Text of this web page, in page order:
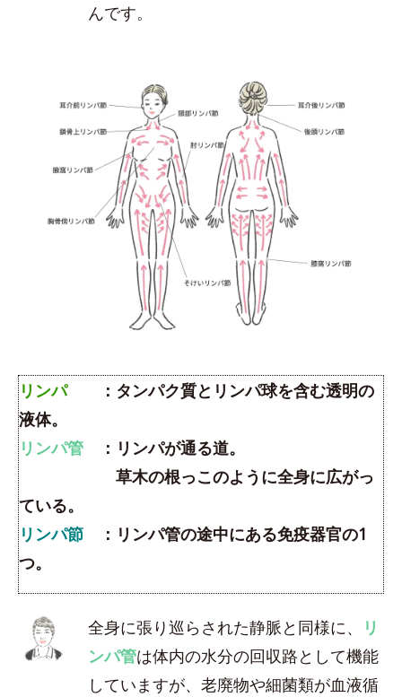
んです。
リンパ：タンパク質とリンパ球を含む透明の
液体。
リンパ管 ：リンパが通る道。
草木の根っこのように全身に広がっ
ている。
リンパ節 ：リンパ管の途中にある免疫器官の1
つ。
全身に張り巡らされた静脈と同様に、
リ
ンパ管は体内の水分の回収路として機能
していますが、老廃物や細菌類が血液循